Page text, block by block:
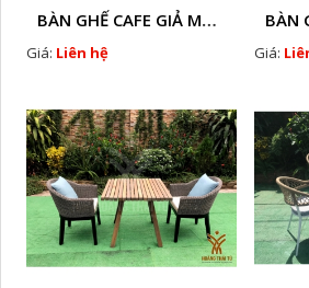
BÀN GHẾ CAFE GIẢ MÂY HTT - L128A
Giá: Liên hệ Giá: